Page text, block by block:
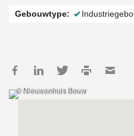
Gebouwtype:
© Nieuwenhuis Bouw